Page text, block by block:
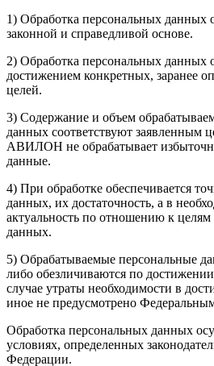
1) Обработка персональных данных
законной и справедливой основе.
2) Обработка персональных данных
достижением конкретных, заранее
целей.
3) Содержание и объем
данных соответствуют заявленным
АВИЛОН не обрабатывает
данные.
4) При обработке обеспечивается
данных, их достаточность, а в
актуальность по отношению к
данных.
5) Обрабатываемые персональные
либо обезличиваются по
случае утраты необходимости в
иное не предусмотрено
Обработка персональных данных
условиях, определенных
Федерации.